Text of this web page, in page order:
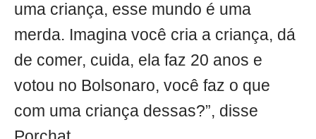
uma criança, esse mundo é uma
merda. Imagina você cria a criança, dá
de comer, cuida, ela faz 20 anos e
votou no Bolsonaro, você faz o que
com uma criança dessas?”, disse